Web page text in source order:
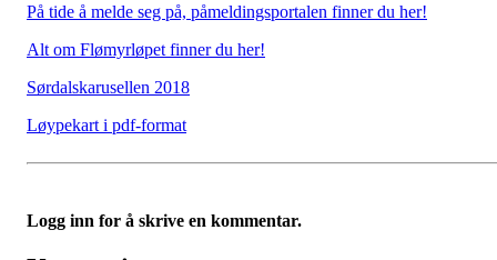
På tide å melde seg på, påmeldingsportalen finner du her!
Alt om Flømyrløpet finner du her!
Sørdalskarusellen 2018
Løypekart i pdf-format
Logg inn for å skrive en kommentar.